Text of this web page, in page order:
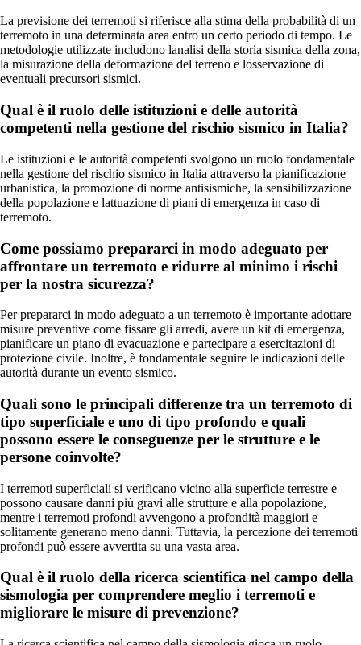
La previsione dei terremoti si riferisce alla stima della probabilità di un
terremoto in una determinata area entro un certo periodo di tempo. Le
metodologie utilizzate includono lanalisi della storia sismica della zona,
la misurazione della deformazione del terreno e losservazione di
eventuali precursori sismici.
Qual è il ruolo delle istituzioni e delle autorità
competenti nella gestione del rischio sismico in Italia?
Le istituzioni e le autorità competenti svolgono un ruolo fondamentale
nella gestione del rischio sismico in Italia attraverso la pianificazione
urbanistica, la promozione di norme antisismiche, la sensibilizzazione
della popolazione e lattuazione di piani di emergenza in caso di
terremoto.
Come possiamo prepararci in modo adeguato per
affrontare un terremoto e ridurre al minimo i rischi
per la nostra sicurezza?
Per prepararci in modo adeguato a un terremoto è importante adottare
misure preventive come fissare gli arredi, avere un kit di emergenza,
pianificare un piano di evacuazione e partecipare a esercitazioni di
protezione civile. Inoltre, è fondamentale seguire le indicazioni delle
autorità durante un evento sismico.
Quali sono le principali differenze tra un terremoto di
tipo superficiale e uno di tipo profondo e quali
possono essere le conseguenze per le strutture e le
persone coinvolte?
I terremoti superficiali si verificano vicino alla superficie terrestre e
possono causare danni più gravi alle strutture e alla popolazione,
mentre i terremoti profondi avvengono a profondità maggiori e
solitamente generano meno danni. Tuttavia, la percezione dei terremoti
profondi può essere avvertita su una vasta area.
Qual è il ruolo della ricerca scientifica nel campo della
sismologia per comprendere meglio i terremoti e
migliorare le misure di prevenzione?